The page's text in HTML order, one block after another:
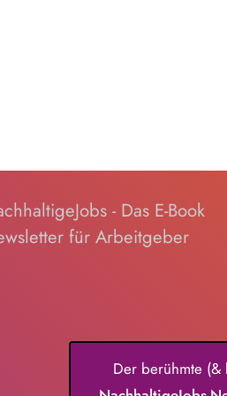
- Das E-Book
für Arbeitgeber
Der berühmte (&